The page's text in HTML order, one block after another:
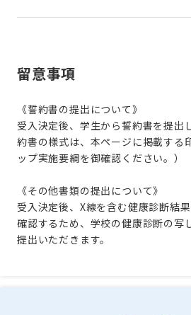
留意事項
《誓約書の提出について》
受入決定後、学生から誓約書を提出
約書の様式は、本ページに掲載する
ップ実施要綱を御確認ください。）
《その他書類の提出について》
受入決定後、X線を含む健康診断結
確認するため、学校の健康診断の写
提出いただきます。